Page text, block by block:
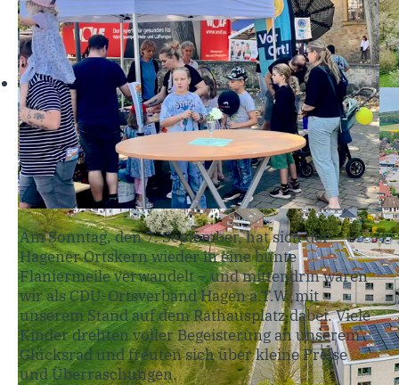
Am Sonntag, den 7. September, hat sich der
Hagener Ortskern wieder in eine bunte
Flaniermeile verwandelt – und mittendrin waren
wir als CDU-Ortsverband Hagen a.T.W. mit
unserem Stand auf dem Rathausplatz dabei. Viele
Kinder drehten voller Begeisterung an unserem
Glücksrad und freuten sich über kleine Preise
und Überraschungen.